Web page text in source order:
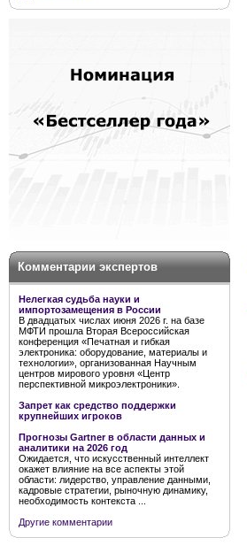
Комментарии экспертов
Нелегкая судьба науки и
импортозамещения в России
В двадцатых числах июня 2026 г. на базе
МФТИ прошла Вторая Всероссийская
конференция «Печатная и гибкая
электроника: оборудование, материалы и
технологии», организованная Научным
центров мирового уровня «Центр
перспективной микроэлектроники».
Запрет как средство поддержки
крупнейших игроков
Прогнозы Gartner в области данных и
аналитики на 2026 год
Ожидается, что искусственный интеллект
окажет влияние на все аспекты этой
области: лидерство, управление данными,
кадровые стратегии, рыночную динамику,
необходимость контекста ...
Другие комментарии